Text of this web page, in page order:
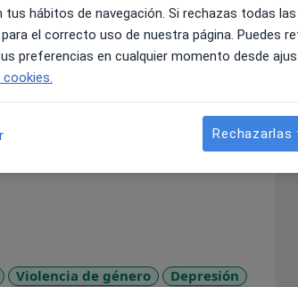
experto en violencia de género y
está caracterizada por entender
de la persona con su entorno.
los problemas psicológicos
le damos un nuevo enfoque
ambiente que nos rodea. A partir de
este entorno, así como nuestra
lo posible por crear un entorno
libre de expresarse y se sienta
Violencia de género
Depresión
tus hábitos de navegación. Si rechazas todas
el correcto uso de nuestra página. Puedes
preferencias en cualquier momento desde
Rechazarlas